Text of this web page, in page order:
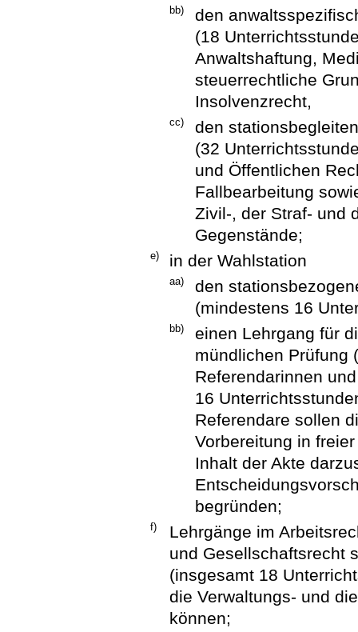
bb)
den
(18
Anwaltshaftung,
steuerrechtliche
Insolvenzrecht,
cc)
den
(32
und Öffentlichen
Fallbearbeitung
Zivil-, der Straf- und
Gegenstände;
e) in der Wahlstation
aa)
den
(mindestens 16
bb)
einen Lehrgang für
mündlichen Prüfung
Referendarinnen
16
Referendare sollen
Vorbereitung in
Inhalt der Akte
begründen;
f)
Lehrgänge im
und Gesellschaftsrecht
(insgesamt 18
die Verwaltungs- und
können;